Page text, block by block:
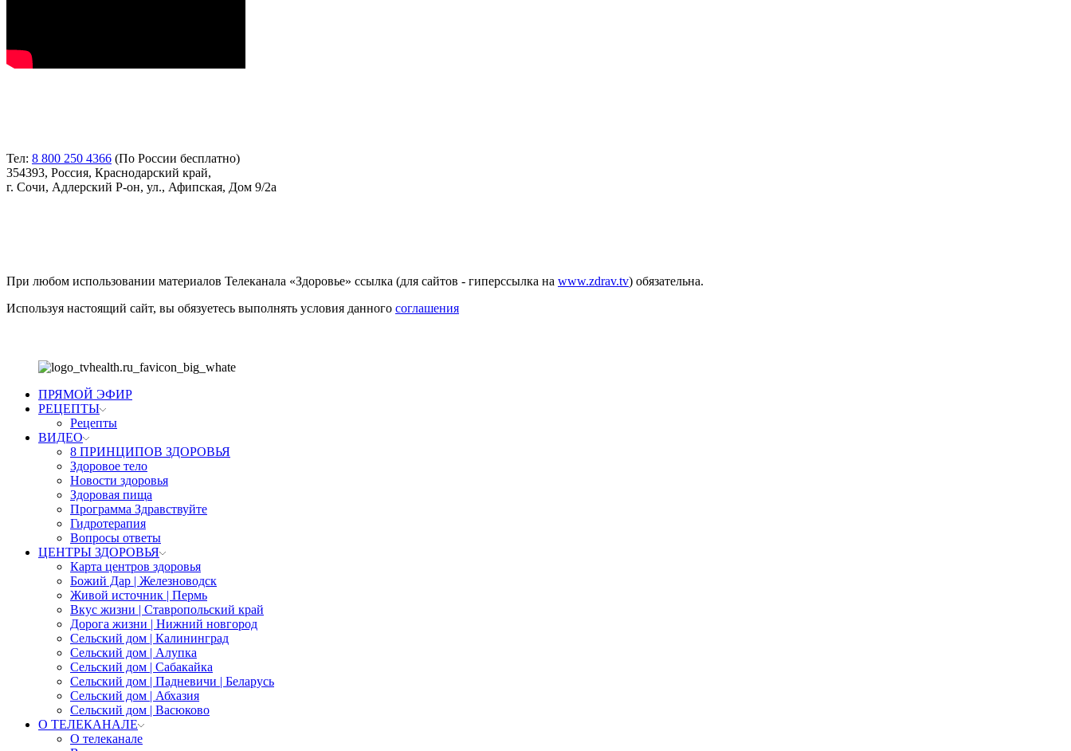
Тел: 8 800 250 4366 (По России бесплатно)
354393, Россия, Краснодарский край,
г. Сочи, Адлерский Р-он, ул., Афипская, Дом 9/2а
При любом использовании материалов Телеканала «Здоровье» ссылка (для сайтов - гиперссылка на www.zdrav.tv) обязательна.
Используя настоящий сайт, вы обязуетесь выполнять условия данного соглашения
ПРЯМОЙ ЭФИР
РЕЦЕПТЫ
Рецепты
ВИДЕО
8 ПРИНЦИПОВ ЗДОРОВЬЯ
Здоровое тело
Новости здоровья
Здоровая пища
Программа Здравствуйте
Гидротерапия
Вопросы ответы
ЦЕНТРЫ ЗДОРОВЬЯ
Карта центров здоровья
Божий Дар | Железноводск
Живой источник | Пермь
Вкус жизни | Ставропольский край
Дорога жизни | Нижний новгород
Сельский дом | Калининград
Сельский дом | Алупка
Сельский дом | Сабакайка
Сельский дом | Падневичи | Беларусь
Сельский дом | Абхазия
Сельский дом | Васюково
О ТЕЛЕКАНАЛЕ
О телеканале